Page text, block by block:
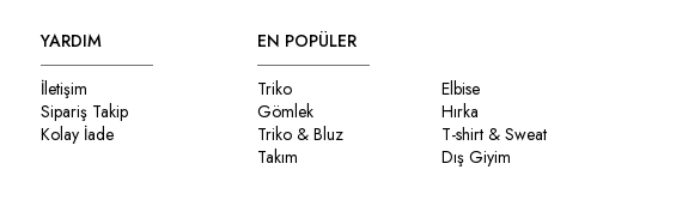
YARDIM
İletişim
Sipariş Takip
Kolay İade
EN POPÜLER
Triko
Elbise
Gömlek
Hırka
Triko & Bluz
T-shirt & Sweat
Takım
Dış Giyim